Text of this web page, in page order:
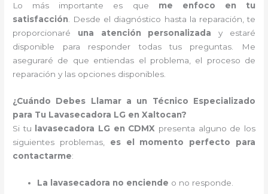
Lo más importante es que me enfoco en tu
satisfacción . Desde el diagnóstico hasta la reparación, te
proporcionaré una atención personalizada y estaré
disponible para responder todas tus preguntas. Me
aseguraré de que entiendas el problema, el proceso de
reparación y las opciones disponibles.
¿Cuándo Debes Llamar a un Técnico Especializado
para Tu Lavasecadora LG en Xaltocan?
Si tu
lavasecadora LG en CDMX presenta alguno de los
siguientes problemas, es el momento perfecto para
contactarme:
La lavasecadora no enciende o no responde.